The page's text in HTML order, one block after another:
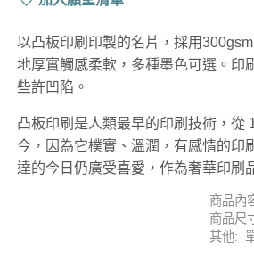
以凸板印刷印製的名片，採用
地厚實觸感柔軟，多種墨色可選。印
些許凹陷。
凸板印刷是人類最早的印刷技術，從
今，因為它樸實、溫潤，有感情的印
達的今日仍廣受喜愛，作為奢華印刷
商品內
商品尺
其他: